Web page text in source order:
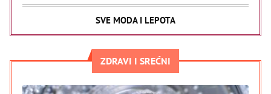
SVE MODA I LEPOTA
ZDRAVI I SREĆNI